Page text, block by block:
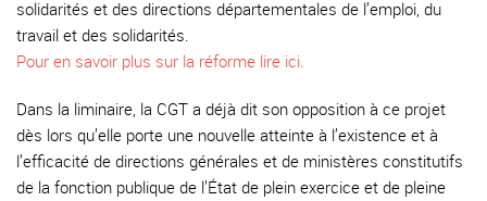
solidarités et des directions départementales de l’emploi, du
travail et des solidarités.
Pour en savoir plus sur la réforme lire ici.
Dans la liminaire, la CGT a déjà dit son opposition à ce projet
dès lors qu’elle porte une nouvelle atteinte à l’existence et à
l’efficacité de directions générales et de ministères constitutifs
de la fonction publique de l’État de plein exercice et de pleine